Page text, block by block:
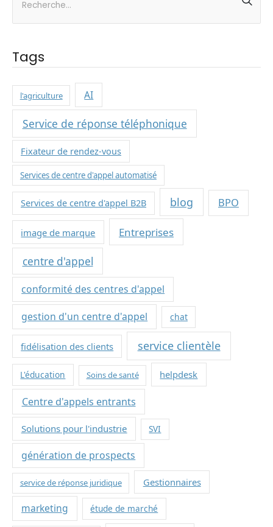
Tags
l'agriculture AI
Service de réponse téléphonique
Fixateur de rendez-vous
Services de centre d'appel automatisé
Services de centre d'appel B2B blog BPO
image de marque Entreprises
centre d'appel
conformité des centres d'appel
gestion d'un centre d'appel chat
fidélisation des clients service clientèle
L'éducation Soins de santé helpdesk
Centre d'appels entrants
Solutions pour l'industrie SVI
génération de prospects
service de réponse juridique Gestionnaires
marketing étude de marché